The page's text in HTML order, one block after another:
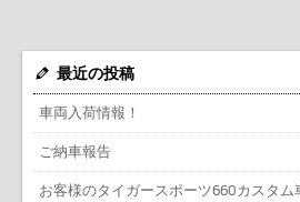
最近の投稿
車両入荷情報！
ご納車報告
お客様のタイガースポーツ660カスタム